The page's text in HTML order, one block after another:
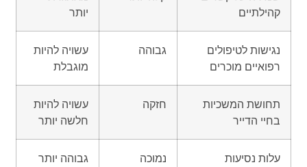
קהילתיים
יותר
נגישות לטיפולים
רפואיים מוכרים
גבוהה
עשויה להיות
מוגבלת
תחושת המשכיות
בחיי הדייר
חזקה
עשויה להיות
חלשה יותר
עלות נסיעות
נמוכה גבוהה יותר